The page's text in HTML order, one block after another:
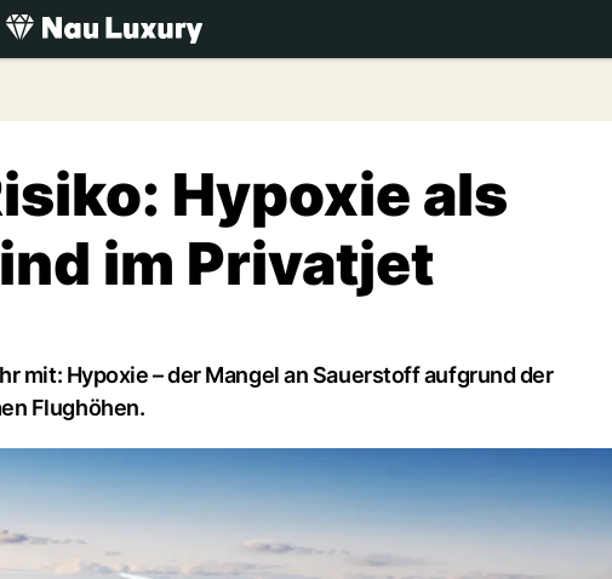
Hypoxie als
im Privatjet
mit: Hypoxie – der Mangel an Sauerstoff aufgrund der
Flughöhen.